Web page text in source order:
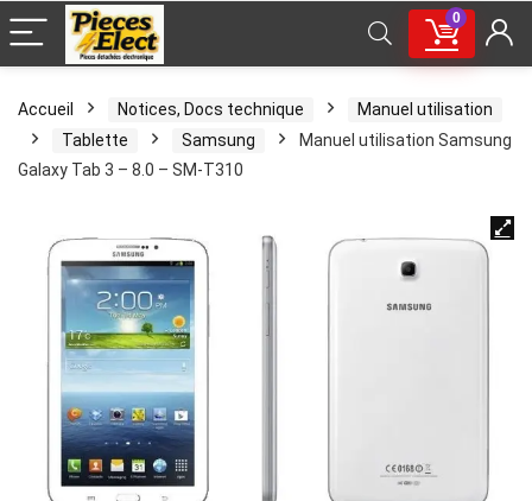
0
Accueil Notices, Docs technique
Manuel utilisation
Tablette
Samsung
Manuel utilisation Samsung
Galaxy Tab 3 – 8.0 – SM-T310